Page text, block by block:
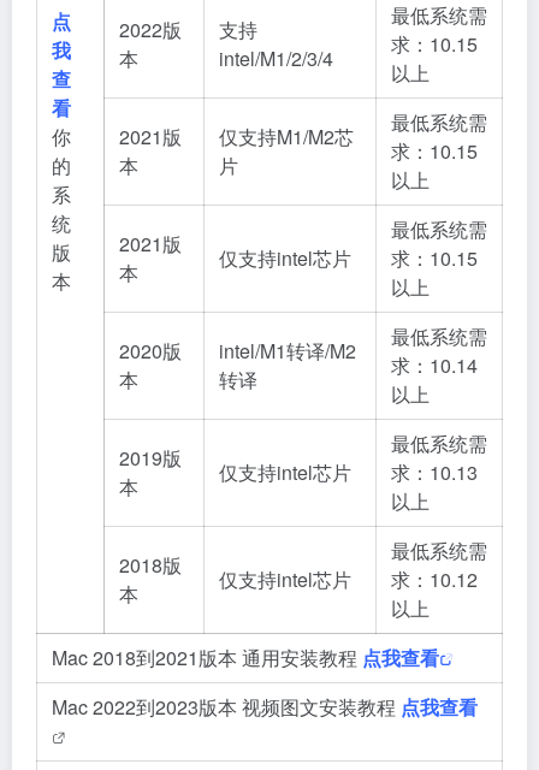
点
我
查
看
你
的
系
统
版
本
2022版
本
支持
intel/M1/2/3/4
最低系统需
求：10.15
以上
2021版
本
仅支持M1/M2芯
片
最低系统需
求：10.15
以上
2021版
本
仅支持intel芯片
最低系统需
求：10.15
以上
2020版
本
intel/M1转译/M2
转译
最低系统需
求：10.14
以上
2019版
本
仅支持intel芯片
最低系统需
求：10.13
以上
2018版
本
仅支持intel芯片
最低系统需
求：10.12
以上
Mac 2018到2021版本 通用安装教程 点我查看
Mac 2022到2023版本 视频图文安装教程 点我查看